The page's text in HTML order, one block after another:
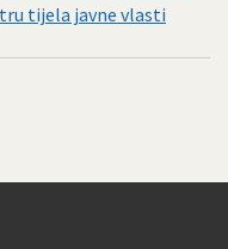
tijela javne vlasti